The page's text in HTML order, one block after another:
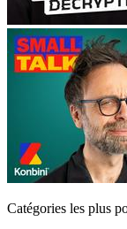
Catégories les plus